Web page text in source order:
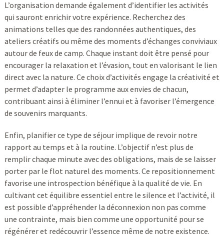
L’organisation demande également d’identifier les activités
qui sauront enrichir votre expérience. Recherchez des
animations telles que des randonnées authentiques, des
ateliers créatifs ou même des moments d’échanges conviviaux
autour de feux de camp. Chaque instant doit être pensé pour
encourager la relaxation et l’évasion, tout en valorisant le lien
direct avec la nature. Ce choix d’activités engage la créativité et
permet d’adapter le programme aux envies de chacun,
contribuant ainsi à éliminer l’ennui et à favoriser l’émergence
de souvenirs marquants.
Enfin, planifier ce type de séjour implique de revoir notre
rapport au temps et à la routine. L’objectif n’est plus de
remplir chaque minute avec des obligations, mais de se laisser
porter par le flot naturel des moments. Ce repositionnement
favorise une introspection bénéfique à la qualité de vie. En
cultivant cet équilibre essentiel entre le silence et l’activité, il
est possible d’appréhender la déconnexion non pas comme
une contrainte, mais bien comme une opportunité pour se
régénérer et redécouvrir l’essence même de notre existence.